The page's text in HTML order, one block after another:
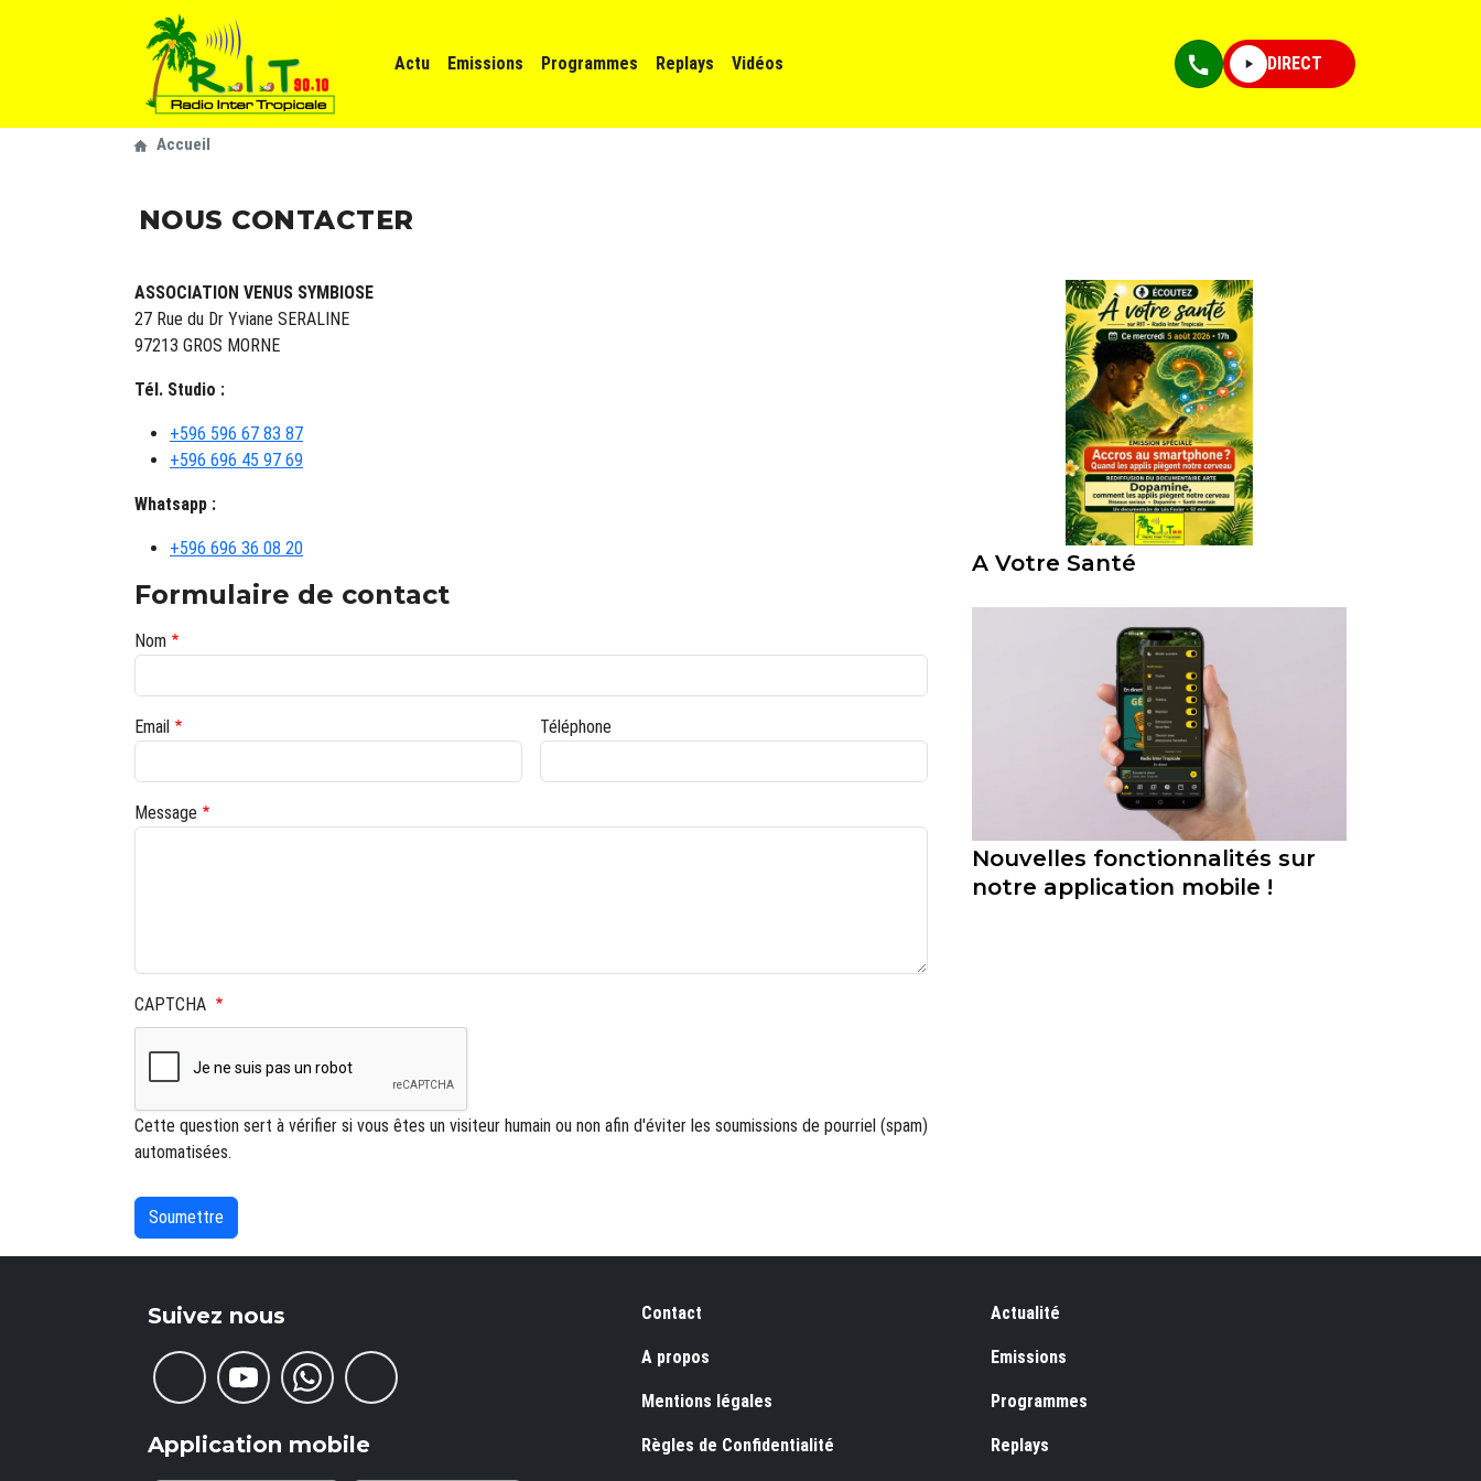
Aller au contenu principal
Actu Emissions Programmes Replays Vidéos DIRECT
Fil d'Ariane
Accueil
NOUS CONTACTER
ASSOCIATION VENUS SYMBIOSE
27 Rue du Dr Yviane SERALINE
97213 GROS MORNE
Tél. Studio :
+596 596 67 83 87
+596 696 45 97 69
Whatsapp :
+596 696 36 08 20
Formulaire de contact
Nom
Email Téléphone
Message
CAPTCHA
Cette question sert à vérifier si vous êtes un visiteur humain ou non afin d'éviter les soumissions de pourriel (spam)
automatisées.
A Votre Santé
Nouvelles fonctionnalités sur
notre application mobile !
Suivez nous
Application mobile
Pied de page
Contact
A propos
Mentions légales
Règles de Confidentialité
Footer 2
Actualité
Emissions
Programmes
Replays